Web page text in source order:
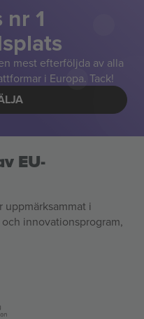
1
mest efterföljda av alla
i Europa. Tack!
EU-
uppmärksammat i
innovationsprogram,